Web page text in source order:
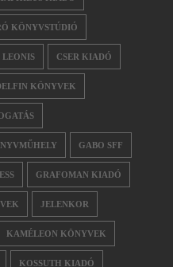
KÖNYVSTÚDIÓ
LEONIS CSER KIADÓ
KÖNYVEK
GABO SFF
GRAFOMAN KIADÓ
JELENKOR
KAMÉLEON KÖNYVEK
KOSSUTH KIADÓ